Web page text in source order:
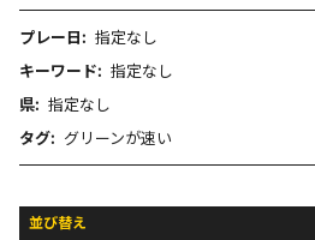
プレー日: 指定なし
キーワード: 指定なし
県: 指定なし
タグ: グリーンが速い
並び替え